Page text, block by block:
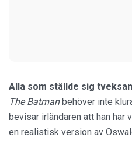
Alla som ställde sig
The Batmanbehöver inte
bevisar irländaren att han har
en realistisk version av